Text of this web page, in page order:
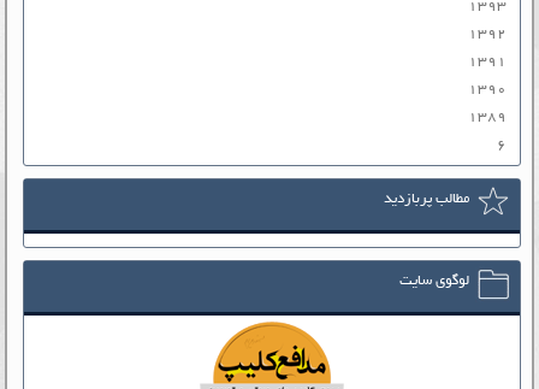
۱۳۹۳
۱۳۹۲
۱۳۹۱
۱۳۹۰
۱۳۸۹
۶
مطالب پربازدید
لوگوی سایت